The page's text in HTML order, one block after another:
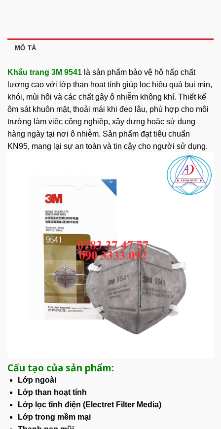
MÔ TẢ
Khẩu trang 3M 9541 là sản phẩm bảo vệ hô hấp chất
lượng cao với lớp than hoạt tính giúp lọc hiệu quả bụi mịn,
khói, mùi hôi và các chất gây ô nhiễm không khí. Thiết kế
ôm sát khuôn mặt, thoải mái khi đeo lâu, phù hợp cho môi
trường làm việc công nghiệp, xây dựng hoặc sử dụng
hàng ngày tại nơi ô nhiễm. Sản phẩm đạt tiêu chuẩn
KN95, mang lại sự an toàn và tin cậy cho người sử dụng.
Cấu tạo của sản phẩm:
Lớp ngoài
Lớp than hoạt tính
Lớp lọc tĩnh điện (Electret Filter Media)
Lớp trong mềm mại